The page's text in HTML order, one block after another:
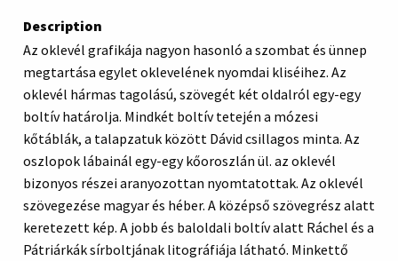
Description
Az oklevél grafikája nagyon hasonló a szombat és ünnep
megtartása egylet oklevelének nyomdai kliséihez. Az
oklevél hármas tagolású, szövegét két oldalról egy-egy
boltív határolja. Mindkét boltív tetején a mózesi
kőtáblák, a talapzatuk között Dávid csillagos minta. Az
oszlopok lábainál egy-egy kőoroszlán ül. az oklevél
bizonyos részei aranyozottan nyomtatottak. Az oklevél
szövegezése magyar és héber. A középső szövegrész alatt
keretezett kép. A jobb és baloldali boltív alatt Ráchel és a
Pátriárkák sírboltjának litográfiája látható. Minkettő